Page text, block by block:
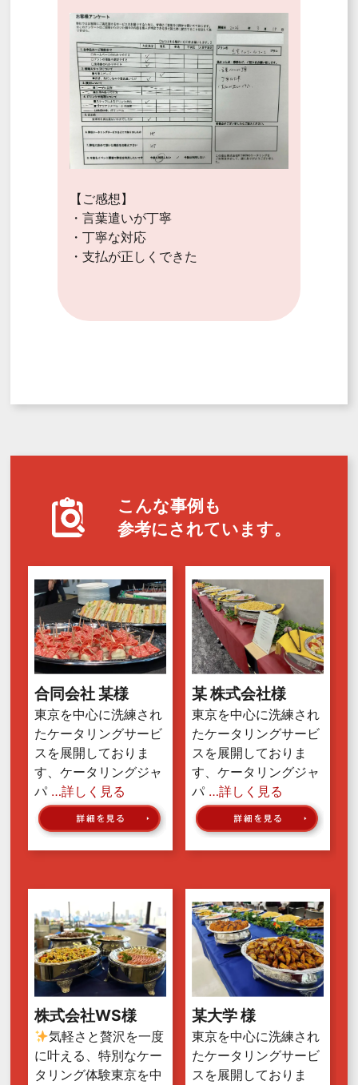
【ご感想】
・言葉遣いが丁寧
・丁寧な対応
・支払が正しくできた
こんな事例も
参考にされています。
合同会社 某様
東京を中心に洗練され
たケータリングサービ
スを展開しておりま
す、ケータリングジャ
パ …詳しく見る
某 株式会社様
東京を中心に洗練され
たケータリングサービ
スを展開しておりま
す、ケータリングジャ
パ …詳しく見る
株式会社WS様
気軽さと贅沢を一度
に叶える、特別なケー
タリング体験東京を中
某大学 様
東京を中心に洗練され
たケータリングサービ
スを展開しておりま